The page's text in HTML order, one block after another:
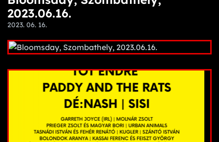
2023.06.16.
2023. 06. 16.